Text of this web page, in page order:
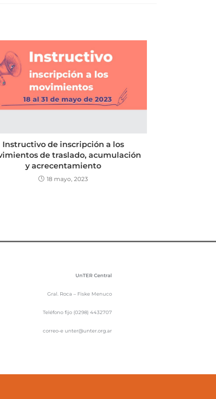
Instructivo de inscripción a los
de traslado, acumulación
y acrecentamiento
18 mayo, 2023
UnTER Central
Gral. Roca – Fiske Menuco
Teléfono fijo (0298) 4432707
correo-e unter@unter.org.ar